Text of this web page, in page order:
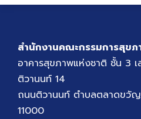
สำนักงานคณะกรรมการสุข
อาคารสุขภาพแห่งชาติ ชั้น 3
ติวานนท์ 14
ถนนติวานนท์ ตำบลตลาดขวั
11000